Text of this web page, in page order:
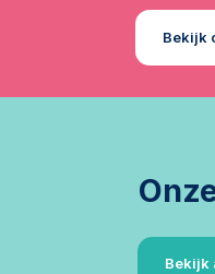
Bekijk
Bekijk